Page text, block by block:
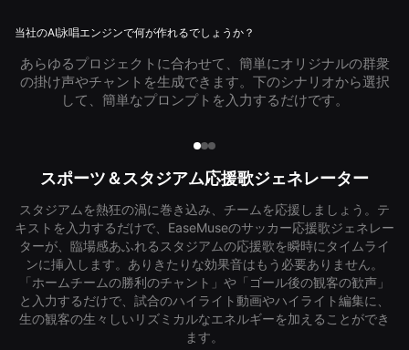
当社のAI詠唱エンジンで何が作れるでしょうか？
あらゆるプロジェクトに合わせて、簡単にオリジナルの群衆
の掛け声やチャントを生成できます。下のシナリオから選択
して、簡単なプロンプトを入力するだけです。
スポーツ＆スタジアム応援歌ジェネレーター
スタジアムを熱狂の渦に巻き込み、チームを応援しましょう。テ
キストを入力するだけで、EaseMuseのサッカー応援歌ジェネレー
ターが、臨場感あふれるスタジアムの応援歌を瞬時にタイムライ
ンに挿入します。ありきたりな効果音はもう必要ありません。
「ホームチームの勝利のチャント」や「ゴール後の観客の歓声」
と入力するだけで、試合のハイライト動画やハイライト編集に、
生の観客の生々しいリズミカルなエネルギーを加えることができ
ます。